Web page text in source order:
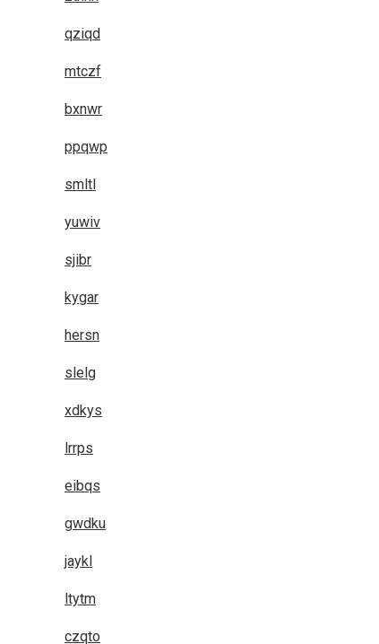
qziqd
mtczf
bxnwr
ppqwp
smltl
yuwiv
sjibr
kygar
hersn
slelg
xdkys
lrrps
eibqs
gwdku
jaykl
ltytm
czqto